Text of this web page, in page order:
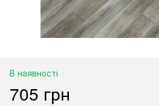
В наявності
705 грн